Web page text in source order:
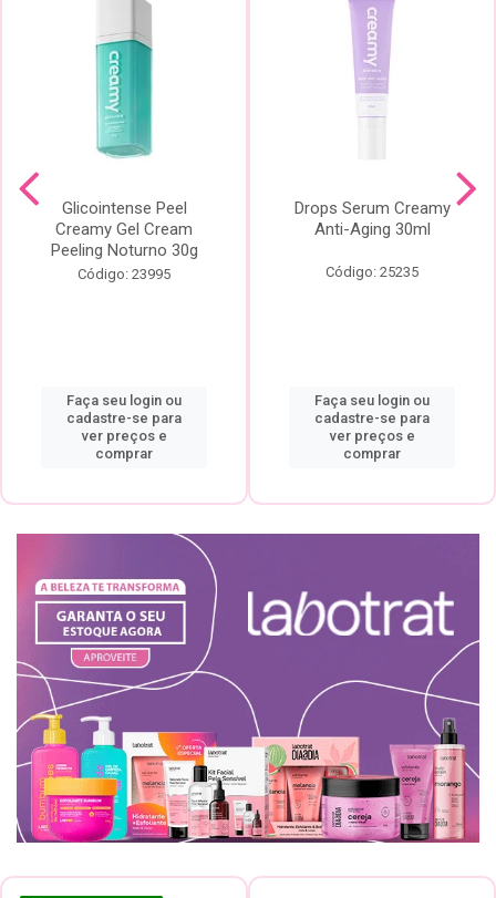
Glicointense Peel
Creamy Gel Cream
Peeling Noturno 30g
Código: 23995
Faça seu login ou
cadastre-se para
ver preços e
comprar
Drops Serum Creamy
Anti-Aging 30ml
Código: 25235
Faça seu login ou
cadastre-se para
ver preços e
comprar